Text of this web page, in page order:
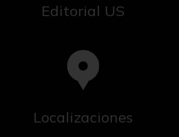
Editorial US
Localizaciones